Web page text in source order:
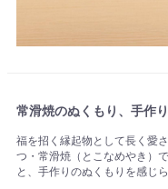
常滑焼のぬくもり、手作
福を招く縁起物として長く愛
つ・常滑焼（とこなめやき）
と、手作りのぬくもりを感じ